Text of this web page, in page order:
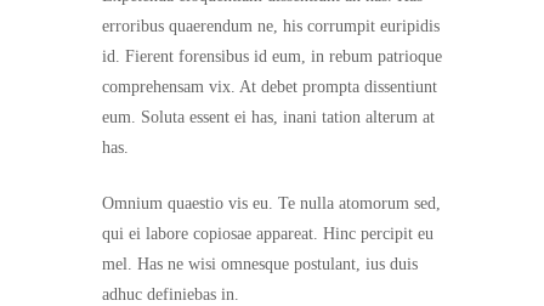
erroribus quaerendum ne, his corrumpit euripidis
id. Fierent forensibus id eum, in rebum patrioque
comprehensam vix. At debet prompta dissentiunt
eum. Soluta essent ei has, inani tation alterum at
has.
Omnium quaestio vis eu. Te nulla atomorum sed,
qui ei labore copiosae appareat. Hinc percipit eu
mel. Has ne wisi omnesque postulant, ius duis
adhuc definiebas in.